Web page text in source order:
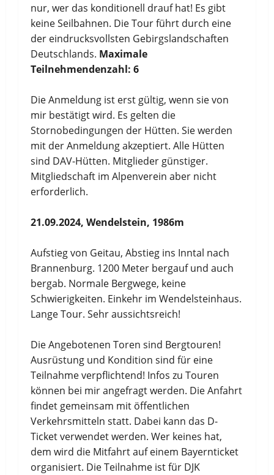
nur, wer das konditionell drauf hat! Es gibt
keine Seilbahnen. Die Tour führt durch eine
der eindrucksvollsten Gebirgslandschaften
Deutschlands. Maximale
Teilnehmendenzahl: 6
Die Anmeldung ist erst gültig, wenn sie von
mir bestätigt wird. Es gelten die
Stornobedingungen der Hütten. Sie werden
mit der Anmeldung akzeptiert. Alle Hütten
sind DAV-Hütten. Mitglieder günstiger.
Mitgliedschaft im Alpenverein aber nicht
erforderlich.
21.09.2024, Wendelstein, 1986m
Aufstieg von Geitau, Abstieg ins Inntal nach
Brannenburg. 1200 Meter bergauf und auch
bergab. Normale Bergwege, keine
Schwierigkeiten. Einkehr im Wendelsteinhaus.
Lange Tour. Sehr aussichtsreich!
Die Angebotenen Toren sind Bergtouren!
Ausrüstung und Kondition sind für eine
Teilnahme verpflichtend! Infos zu Touren
können bei mir angefragt werden. Die Anfahrt
findet gemeinsam mit öffentlichen
Verkehrsmitteln statt. Dabei kann das D-
Ticket verwendet werden. Wer keines hat,
dem wird die Mitfahrt auf einem Bayernticket
organisiert. Die Teilnahme ist für DJK